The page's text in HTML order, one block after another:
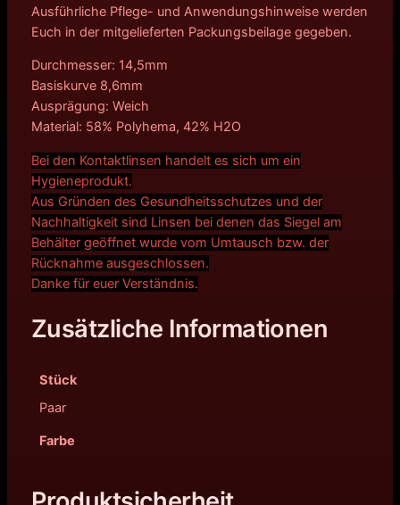
Ausführliche Pflege- und Anwendungshinweise werden
Euch in der mitgelieferten Packungsbeilage gegeben.
Durchmesser: 14,5mm
Basiskurve 8,6mm
Ausprägung: Weich
Material: 58% Polyhema, 42% H2O
Bei den Kontaktlinsen handelt es sich um ein
Hygieneprodukt.
Aus Gründen des Gesundheitsschutzes und der
Nachhaltigkeit sind Linsen bei denen das Siegel am
Behälter geöffnet wurde vom Umtausch bzw. der
Rücknahme ausgeschlossen.
Danke für euer Verständnis.
Zusätzliche Informationen
Stück
Paar
Farbe